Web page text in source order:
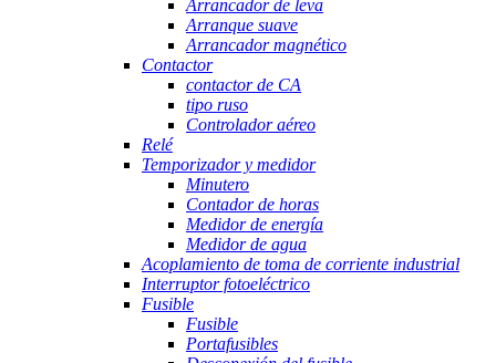
Arrancador de leva
Arranque suave
Arrancador magnético
Contactor
contactor de CA
tipo ruso
Controlador aéreo
Relé
Temporizador y medidor
Minutero
Contador de horas
Medidor de energía
Medidor de agua
Acoplamiento de toma de corriente industrial
Interruptor fotoeléctrico
Fusible
Fusible
Portafusibles